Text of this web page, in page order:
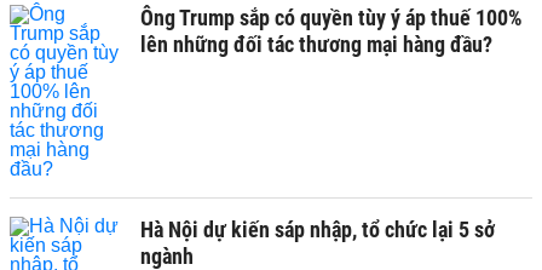
Ông Trump sắp có quyền tùy ý áp thuế 100%
lên những đối tác thương mại hàng đầu?
Hà Nội dự kiến sáp nhập, tổ chức lại 5 sở
ngành